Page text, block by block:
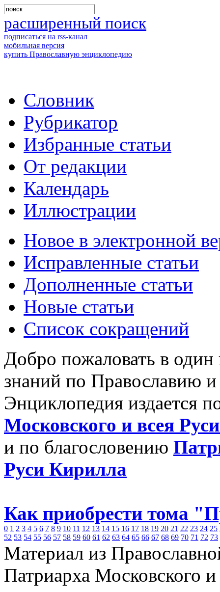
расширенный поиск
подписаться на rss-канал
мобильная версия
купить Православную энциклопедию
Словник
Рубрикатор
Избранные статьи
От редакции
Календарь
Иллюстрации
Новое в электронной
Исправленные статьи
Дополненные статьи
Новые статьи
Список сокращений
Добро пожаловать в
знаний по Православию
Энциклопедия издается
Московского и всея
и по благословению
Руси Кирилла
Как приобрести тома
0 1 2 3 4 5 6 7 8 9 10 11 12 13 14 15 16 17 18 19 20 21 22 23 24 25
52 53 54 55 56 57 58 59 60 61 62 63 64 65 66 67 68 69 70 71 72 73
Материал из
Патриарха Московского